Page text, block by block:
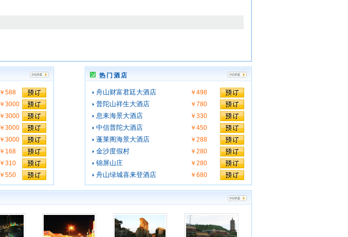
￥588
￥3000
￥3000
￥3000
￥3000
￥168
￥310
￥550
热门酒店
舟山财富君廷大酒店 ￥498
普陀山祥生大酒店 ￥780
息耒海景大酒店 ￥330
中信普陀大酒店 ￥450
蓬莱阁海景大酒店 ￥288
金沙度假村 ￥280
锦屏山庄 ￥280
舟山绿城喜来登酒店 ￥680